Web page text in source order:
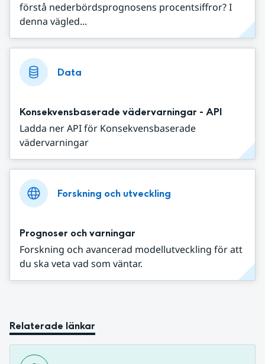
förstå nederbördsprognosens procentsiffror? I
denna vägled...
Data
Konsekvensbaserade vädervarningar - API
Ladda ner API för Konsekvensbaserade
vädervarningar
Forskning och utveckling
Prognoser och varningar
Forskning och avancerad modellutveckling för att
du ska veta vad som väntar.
Relaterade länkar